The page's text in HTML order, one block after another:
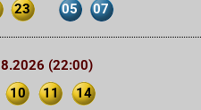
23 05 07
(22:00)
10 11
14